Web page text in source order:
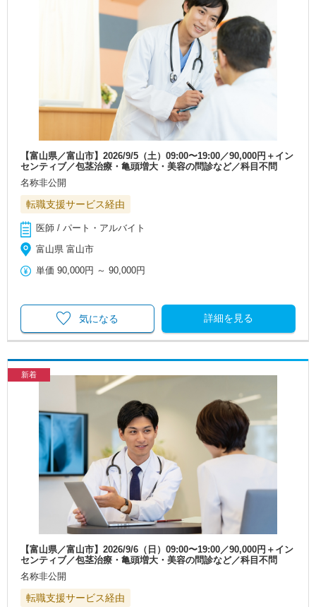
【富山県／富山市】2026/9/5（土）09:00〜19:00／90,000円＋イン
センティブ／包茎治療・亀頭増大・美容の問診など／科目不問
名称非公開
転職支援サービス経由
医師 / パート・アルバイト
富山県 富山市
単価 90,000円 ～90,000円
詳細を見る
気になる
新着
【富山県／富山市】2026/9/6（日）09:00〜19:00／90,000円＋イン
センティブ／包茎治療・亀頭増大・美容の問診など／科目不問
名称非公開
転職支援サービス経由